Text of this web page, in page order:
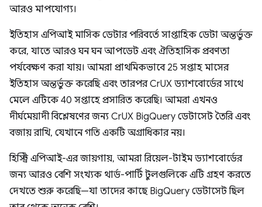
আরও মাপযোগ্য।
ইতিহাস এপিআই মাসিক ডেটার পরিবর্তে সাপ্তাহিক ডেটা অন্তর্ভুক্ত
করে, যাতে আরও ঘন ঘন আপডেট এবং ঐতিহাসিক প্রবণতা
পর্যবেক্ষণ করা যায়। আমরা প্রাথমিকভাবে 25 সপ্তাহ মাসের
ইতিহাস অন্তর্ভুক্ত করেছি এবং তারপর CrUX ড্যাশবোর্ডের সাথে
মেলে এটিকে 40 সপ্তাহে প্রসারিত করেছি। আমরা এখনও
দীর্ঘমেয়াদী বিশ্লেষণের জন্য CrUX BigQuery ডেটাসেট তৈরি এবং
বজায় রাখি, যেখানে গতি একটি অগ্রাধিকার নয়।
হিস্ট্রি এপিআই-এর জায়গায়, আমরা রিয়েল-টাইম ড্যাশবোর্ডের
জন্য আরও বেশি সংখ্যক থার্ড-পার্টি টুলগুলিকে এটি গ্রহণ করতে
দেখতে শুরু করেছি—যা তাদের কাছে BigQuery ডেটাসেট ছিল